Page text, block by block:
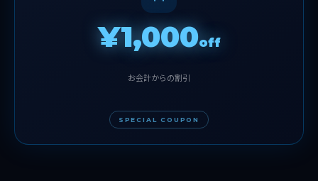
¥1,000off
お会計からの割引
SPECIAL COUPON